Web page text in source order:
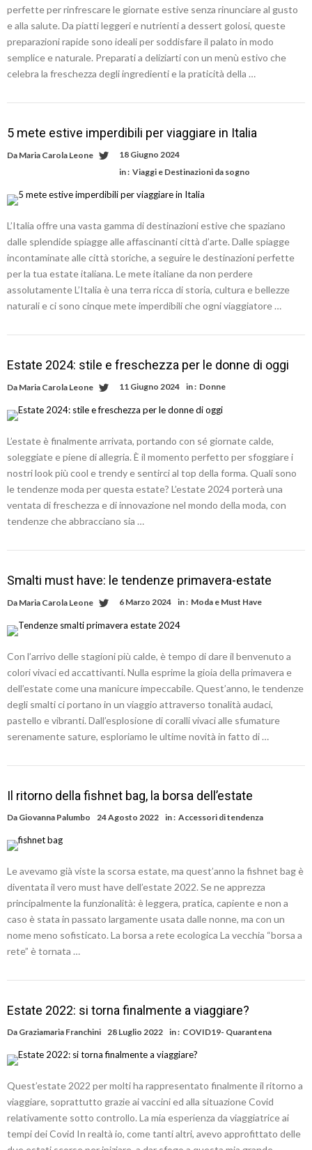
perfette per rinfrescare le giornate estive senza rinunciare al gusto
e alla salute. Da piatti leggeri e nutrienti a dessert golosi, queste
preparazioni rapide sono ideali per soddisfare il palato in modo
semplice e naturale. Preparati a deliziarti con un menù estivo che
celebra la freschezza degli ingredienti e la praticità della …
5 mete estive imperdibili per viaggiare in Italia
Da Maria Carola Leone
18 Giugno 2024
in : Viaggi e Destinazioni da sogno
L’Italia offre una vasta gamma di destinazioni estive che spaziano
dalle splendide spiagge alle affascinanti città d’arte. Dalle spiagge
incontaminate alle città storiche, a seguire le destinazioni perfette
per la tua estate italiana. Le mete italiane da non perdere
assolutamente L’Italia è una terra ricca di storia, cultura e bellezze
naturali e ci sono cinque mete imperdibili che ogni viaggiatore …
Estate 2024: stile e freschezza per le donne di oggi
Da Maria Carola Leone 11 Giugno 2024 in : Donne
L’estate è finalmente arrivata, portando con sé giornate calde,
soleggiate e piene di allegria. È il momento perfetto per sfoggiare i
nostri look più cool e trendy e sentirci al top della forma. Quali sono
le tendenze moda per questa estate? L’estate 2024 porterà una
ventata di freschezza e di innovazione nel mondo della moda, con
tendenze che abbracciano sia …
Smalti must have: le tendenze primavera-estate
Da Maria Carola Leone 6 Marzo 2024 in : Moda e Must Have
Con l’arrivo delle stagioni più calde, è tempo di dare il benvenuto a
colori vivaci ed accattivanti. Nulla esprime la gioia della primavera e
dell’estate come una manicure impeccabile. Quest’anno, le tendenze
degli smalti ci portano in un viaggio attraverso tonalità audaci,
pastello e vibranti. Dall’esplosione di coralli vivaci alle sfumature
serenamente sature, esploriamo le ultime novità in fatto di …
Il ritorno della fishnet bag, la borsa dell’estate
Da Giovanna Palumbo 24 Agosto 2022 in : Accessori di tendenza
Le avevamo già viste la scorsa estate, ma quest’anno la fishnet bag è
diventata il vero must have dell’estate 2022. Se ne apprezza
principalmente la funzionalità: è leggera, pratica, capiente e non a
caso è stata in passato largamente usata dalle nonne, ma con un
nome meno sofisticato. La borsa a rete ecologica La vecchia “borsa a
rete” è tornata …
Estate 2022: si torna finalmente a viaggiare?
Da Graziamaria Franchini 28 Luglio 2022 in : COVID19- Quarantena
Quest’estate 2022 per molti ha rappresentato finalmente il ritorno a
viaggiare, soprattutto grazie ai vaccini ed alla situazione Covid
relativamente sotto controllo. La mia esperienza da viaggiatrice ai
tempi dei Covid In realtà io, come tanti altri, avevo approfittato delle